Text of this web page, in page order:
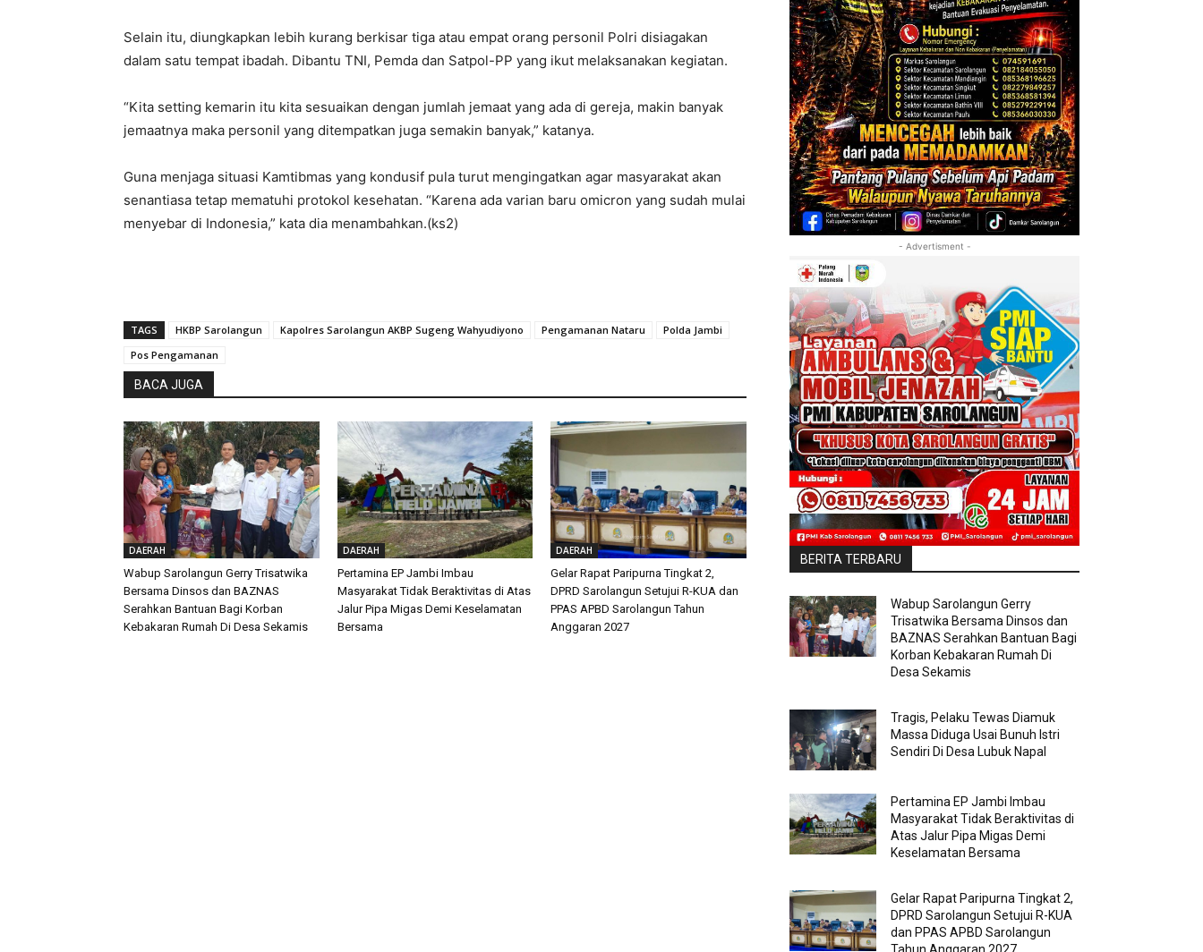
Selain itu, diungkapkan lebih kurang berkisar tiga atau empat orang personil Polri disiagakan
dalam satu tempat ibadah. Dibantu TNI, Pemda dan Satpol-PP yang ikut melaksanakan kegiatan.
“Kita setting kemarin itu kita sesuaikan dengan jumlah jemaat yang ada di gereja, makin banyak
jemaatnya maka personil yang ditempatkan juga semakin banyak,” katanya.
Guna menjaga situasi Kamtibmas yang kondusif pula turut mengingatkan agar masyarakat akan
senantiasa tetap mematuhi protokol kesehatan. “Karena ada varian baru omicron yang sudah mulai
menyebar di Indonesia,” kata dia menambahkan.(ks2)
TAGS HKBP Sarolangun Kapolres Sarolangun AKBP Sugeng Wahyudiyono Pengamanan Nataru
Polda Jambi
Pos Pengamanan
BACA JUGA
DAERAH
Wabup Sarolangun Gerry Trisatwika
Bersama Dinsos dan BAZNAS
Serahkan Bantuan Bagi Korban
Kebakaran Rumah Di Desa Sekamis
DAERAH
Pertamina EP Jambi Imbau
Masyarakat Tidak Beraktivitas di Atas
Jalur Pipa Migas Demi Keselamatan
Bersama
DAERAH
Gelar Rapat Paripurna Tingkat 2,
DPRD Sarolangun Setujui R-KUA dan
PPAS APBD Sarolangun Tahun
Anggaran 2027
- Advertisment -
BERITA TERBARU
Wabup Sarolangun Gerry
Trisatwika Bersama Dinsos dan
BAZNAS Serahkan Bantuan Bagi
Korban Kebakaran Rumah Di
Desa Sekamis
Tragis, Pelaku Tewas Diamuk
Massa Diduga Usai Bunuh Istri
Sendiri Di Desa Lubuk Napal
Pertamina EP Jambi Imbau
Masyarakat Tidak Beraktivitas di
Atas Jalur Pipa Migas Demi
Keselamatan Bersama
Gelar Rapat Paripurna Tingkat 2,
DPRD Sarolangun Setujui R-KUA
dan PPAS APBD Sarolangun